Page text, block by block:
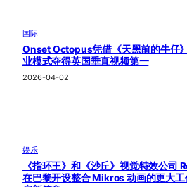
国际
Onset Octopus凭借《天黑前的牛仔
业模式夺得英国垂直视频第一
2026-04-02
娱乐
《指环王》和《沙丘》视觉特效公司
在巴黎开设整合 Mikros 动画的更大工